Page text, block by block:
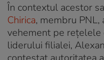
În contextul acestor
Chirica, membru PNL,
vehement pe rețelele
liderului filialei,